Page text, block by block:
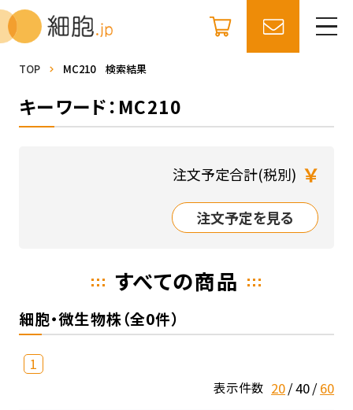
TOP MC210 検索結果
キーワード：MC210
注文予定合計(税別) ￥
注文予定を見る
すべての商品
細胞・微生物株（全0件）
1
表示件数 20 40 60